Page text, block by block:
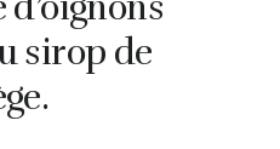
sirop de